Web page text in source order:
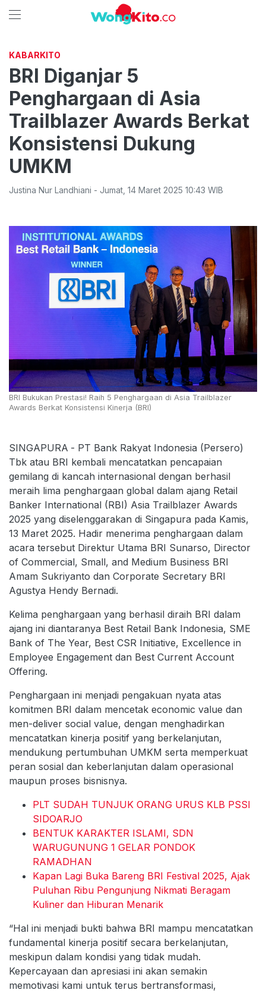
KABARKITO
BRI Diganjar 5
Penghargaan di Asia
Trailblazer Awards Berkat
Konsistensi Dukung
UMKM
Justina Nur Landhiani - Jumat 14 Maret 2025 10:43 WIB
BRI Bukukan Prestasi! Raih 5 Penghargaan di Asia Trailblazer
Awards Berkat Konsistensi Kinerja (BRI)
SINGAPURA - PT Bank Rakyat Indonesia (Persero)
Tbk atau BRI kembali mencatatkan pencapaian
gemilang di kancah internasional dengan berhasil
meraih lima penghargaan global dalam ajang Retail
Banker International (RBI) Asia Trailblazer Awards
2025 yang diselenggarakan di Singapura pada Kamis,
13 Maret 2025. Hadir menerima penghargaan dalam
acara tersebut Direktur Utama BRI Sunarso, Director
of Commercial, Small, and Medium Business BRI
Amam Sukriyanto dan Corporate Secretary BRI
Agustya Hendy Bernadi.
Kelima penghargaan yang berhasil diraih BRI dalam
ajang ini diantaranya Best Retail Bank Indonesia, SME
Bank of The Year, Best CSR Initiative, Excellence in
Employee Engagement dan Best Current Account
Offering.
Penghargaan ini menjadi pengakuan nyata atas
komitmen BRI dalam mencetak economic value dan
men-deliver social value, dengan menghadirkan
mencatatkan kinerja positif yang berkelanjutan,
mendukung pertumbuhan UMKM serta memperkuat
peran sosial dan keberlanjutan dalam operasional
maupun proses bisnisnya.
PLT SUDAH TUNJUK ORANG URUS KLB PSSI
SIDOARJO
BENTUK KARAKTER ISLAMI, SDN
WARUGUNUNG 1 GELAR PONDOK
RAMADHAN
Kapan Lagi Buka Bareng BRI Festival 2025, Ajak
Puluhan Ribu Pengunjung Nikmati Beragam
Kuliner dan Hiburan Menarik
“Hal ini menjadi bukti bahwa BRI mampu mencatatkan
fundamental kinerja positif secara berkelanjutan,
meskipun dalam kondisi yang tidak mudah.
Kepercayaan dan apresiasi ini akan semakin
memotivasi kami untuk terus bertransformasi,